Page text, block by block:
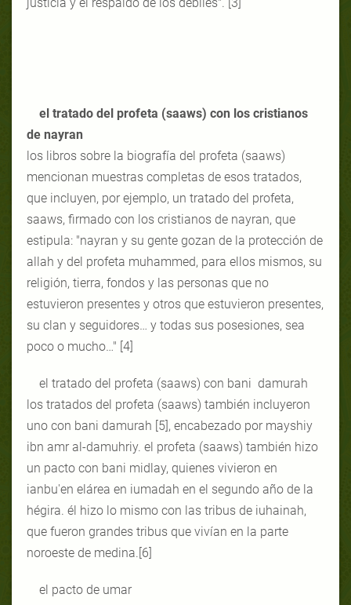
el tratado del profeta (saaws) con los cristianos
de nayran
los libros sobre la biografía del profeta (saaws)
mencionan muestras completas de esos tratados,
que incluyen, por ejemplo, un tratado del profeta,
saaws, firmado con los cristianos de nayran, que
estipula: "nayran y su gente gozan de la protección de
allah y del profeta muhammed, para ellos mismos, su
religión, tierra, fondos y las personas que no
estuvieron presentes y otros que estuvieron presentes,
su clan y seguidores… y todas sus posesiones, sea
poco o mucho…" [4]
el tratado del profeta (saaws) con bani damurah
los tratados del profeta (saaws) también incluyeron
uno con bani damurah [5], encabezado por mayshiy
ibn amr al-damuhriy. el profeta (saaws) también hizo
un pacto con bani midlay, quienes vivieron en
ianbu'en elárea en iumadah en el segundo año de la
hégira. él hizo lo mismo con las tribus de iuhainah,
que fueron grandes tribus que vivían en la parte
noroeste de medina.[6]
el pacto de umar